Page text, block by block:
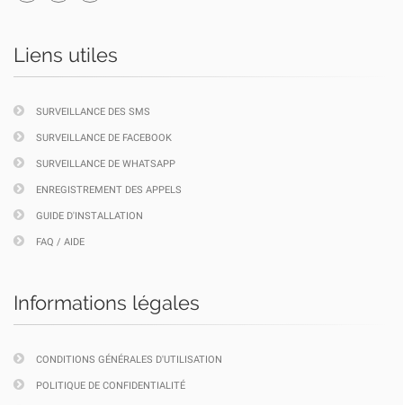
Liens utiles
SURVEILLANCE DES SMS
SURVEILLANCE DE FACEBOOK
SURVEILLANCE DE WHATSAPP
ENREGISTREMENT DES APPELS
GUIDE D'INSTALLATION
FAQ / AIDE
Informations légales
CONDITIONS GÉNÉRALES D'UTILISATION
POLITIQUE DE CONFIDENTIALITÉ